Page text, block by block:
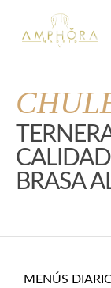
BRASA
MENÚS